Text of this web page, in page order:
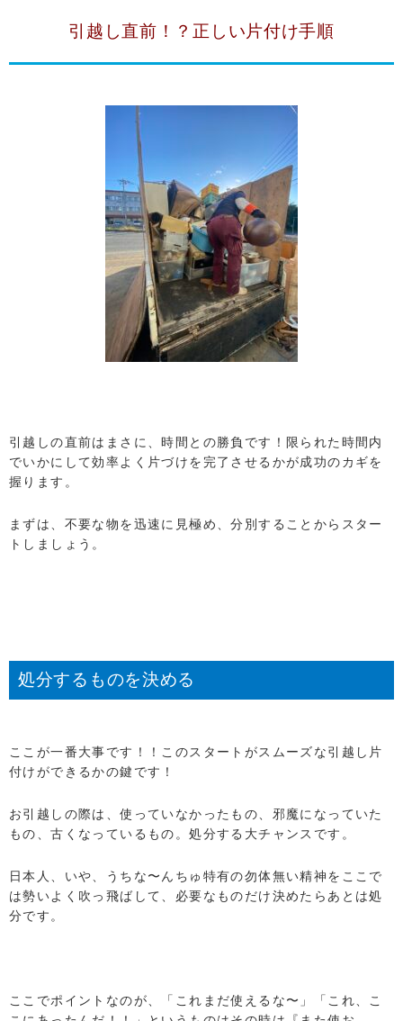
引越し直前！？正しい片付け手順
引越しの直前はまさに、時間との勝負です！限られた時間内
でいかにして効率よく片づけを完了させるかが成功のカギを
握ります。
まずは、不要な物を迅速に見極め、分別することからスター
トしましょう。
処分するものを決める
ここが一番大事です！！このスタートがスムーズな引越し片
付けができるかの鍵です！
お引越しの際は、使っていなかったもの、邪魔になっていた
もの、古くなっているもの。処分する大チャンスです。
日本人、いや、うちな〜んちゅ特有の勿体無い精神をここで
は勢いよく吹っ飛ばして、必要なものだけ決めたらあとは処
分です。
ここでポイントなのが、「これまだ使えるな〜」「これ、こ